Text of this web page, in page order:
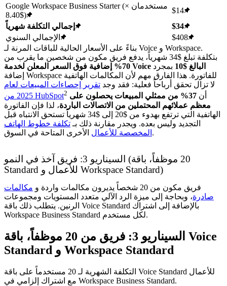
Google Workspace Business Starter (مستخدمان ×
$8.40)
$14
إجمالي التكلفة شهرياً
$34
الإجمالي السنوي
$408
بناءً على الأسعار الحالية للباقات المرنة لـ Voice و Workspace.
بتكلفة تبلغ $34 شهرياً، يدفع فريق مكون من شخصين ما يقرب من
70% إضافية فوق السعر المعلن لخدمة Voice البالغ $10
بمجرد
إضافة Workspace للفاتورة. هذا الفارق مهم لأن المكالمات الهاتفية
لا تزال تحقق أرباحاً فعلية: فقد وجد تقرير إحصاءات المبيعات لعام
2025 من HubSpot2 أن
37% من ممثلي المبيعات يحصلون على
معظم عملائهم المحتملين من الاتصالات الباردة، لذا فإن الفاتورة
الهاتفية التي ترتفع بهدوء من $20 إلى $34 شهرياً تستحق الانتباه قبل
التجديد وليس بعده. ويجدر مقارنة ذلك بـ تكلفة خطوط الهاتف
المخصصة للأعمال الأخرى المتاحة في السوق.
السيناريو 3: فريق آخذ في النمو (20 موظفاً، باقة
Standard للأعمال و Workspace Standard)
فريق مكون من 20 شخصاً يديرون مكالمات واردة و
مكالمات
صادرة، وبحاجة إلى ميزة الرد الآلي متعدد المستويات ومجموعات
الرنين. يتطلب ذلك باقة Voice Standard بالإضافة إلى اشتراك
Workspace Business Standard لكل مستخدم.
السيناريو 3: فريق من 20 موظفاً، باقة Voice
Standard و Workspace Standard
التكلفة الشهرية لـ 20 مستخدماً على باقة Voice Standard للأعمال
مع اشتراك إلزامي في Workspace Business Standard.